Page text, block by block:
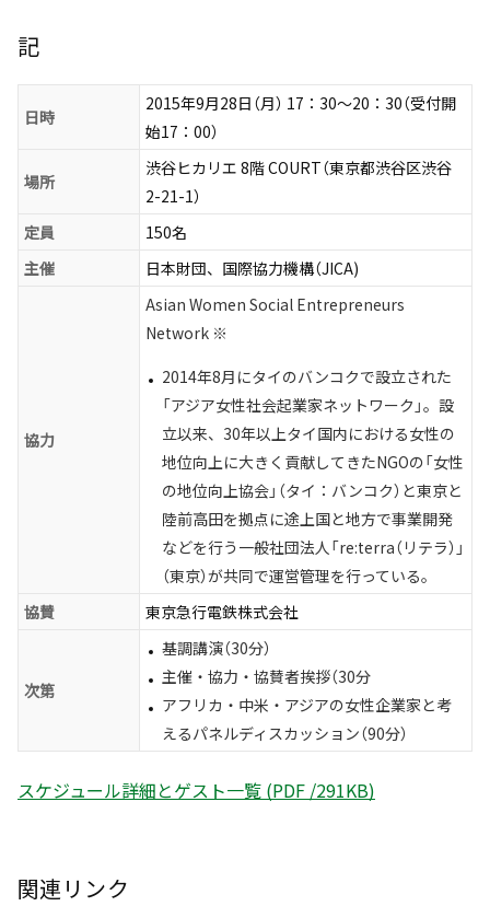
記
日時
2015年9月28日（月） 17：30〜20：30（受付開
始17：00）
場所
渋谷ヒカリエ 8階 COURT（東京都渋谷区渋谷
2-21-1）
定員
150名
主催
日本財団、国際協力機構（JICA)
協力
Asian Women Social Entrepreneurs
Network ※
2014年8月にタイのバンコクで設立された
「アジア女性社会起業家ネットワーク」。設
立以来、30年以上タイ国内における女性の
地位向上に大きく貢献してきたNGOの「女性
の地位向上協会」（タイ：バンコク）と東京と
陸前高田を拠点に途上国と地方で事業開発
などを行う一般社団法人「re:terra（リテラ）」
（東京）が共同で運営管理を行っている。
協賛
東京急行電鉄株式会社
次第
基調講演（30分）
主催・協力・協賛者挨拶（30分
アフリカ・中米・アジアの女性企業家と考
えるパネルディスカッション（90分）
スケジュール詳細とゲスト一覧 (PDF /291KB)
関連リンク